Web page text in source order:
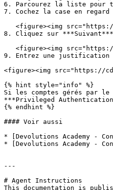
6. Parcourez la liste pour
7. Cochez la case en
8. Cliquez sur
9. Entrez une justification
<figure><img src="https://
{% hint style="info" %}
Si les comptes gérés par le
***Privileged
{% endhint %}
#### Voir aussi
* [Devolutions Academy -
* [Devolutions Academy -
---
# Agent Instructions
This documentation is